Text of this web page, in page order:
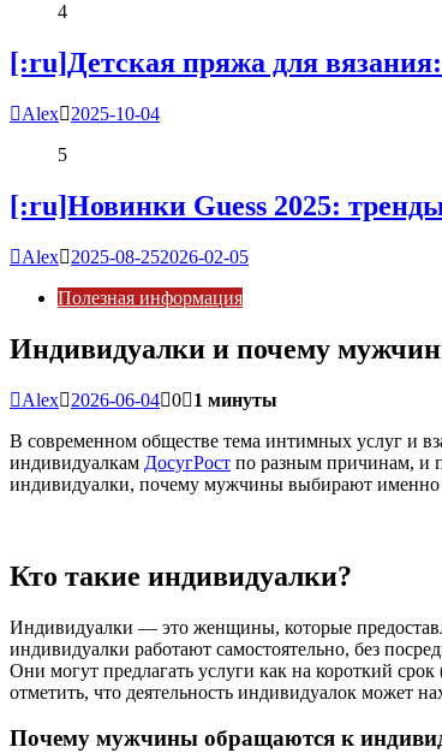
4
[:ru]Детская пряжа для
Alex
2025-10-04
5
[:ru]Новинки Guess 2025:
Alex 2025-08-252026-02-05
Полезная информация
Индивидуалки и почему
Alex 2026-06-04 0
1 минуты
В современном обществе тема интимных услуг и
индивидуалкам ДосугРост по разным причинам, и
индивидуалки, почему мужчины выбирают именно
Кто такие индивидуалки?
Индивидуалки — это женщины, которые
индивидуалки работают самостоятельно, без
Они могут предлагать услуги как на короткий
отметить, что деятельность индивидуалок может
Почему мужчины обращаются к